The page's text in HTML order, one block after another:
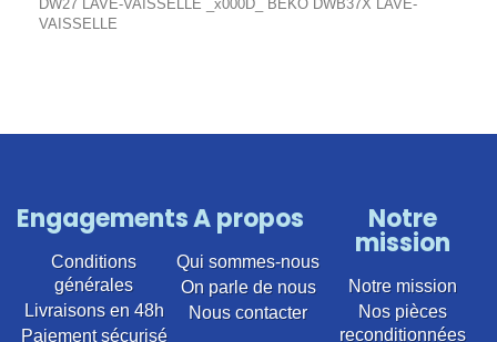
DW27 LAVE-VAISSELLE _x000D_ BEKO DWB37X LAVE-
VAISSELLE
Engagements
Conditions
générales
Livraisons en 48h
Paiement sécurisé
A propos
Qui sommes-nous
On parle de nous
Nous contacter
Notre
mission
Notre mission
Nos pièces
reconditionnées